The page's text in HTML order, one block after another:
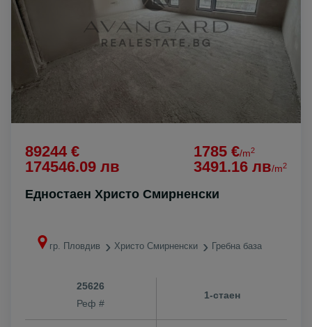
89244 €
174546.09 лв
1785 €/m2
3491.16 лв/m2
Едностаен Христо Смирненски
гр. Пловдив Христо Смирненски Гребна база
25626
Реф #
1-стаен